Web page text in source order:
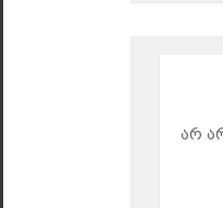
არ